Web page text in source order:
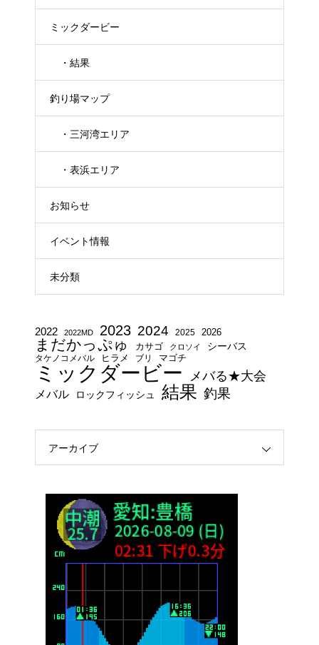
メ）
ミックダービー
・結果
釣り場マップ
・三河湾エリア
・表浜エリア
お知らせ
イベント情報
未分類
2022 2022MD 2023 2024 2025 2026
まだかっぷゅ カサゴ クロソイ シーバス
タケノコメバル ヒラメ ブリ マゴチ
ミックダービー メバる★大会
メバル ロックフィッシュ 結果 釣果
アーカイブ